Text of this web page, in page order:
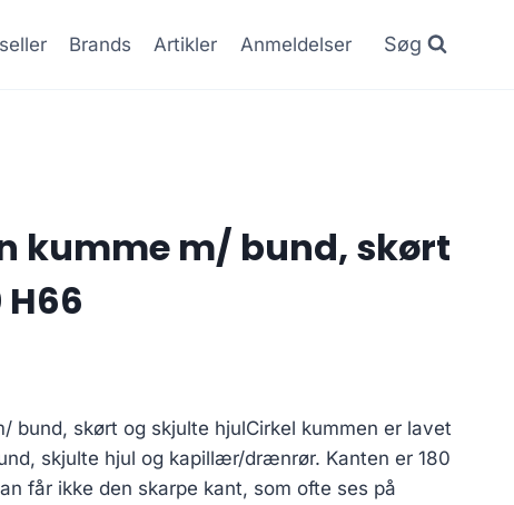
Brands Artikler Anmeldelser Søg
kumme m/ bund, skørt
bund, skørt og skjulte hjulCirkel kummen er lavet
skjulte hjul og kapillær/drænrør. Kanten er 180
får ikke den skarpe kant, som ofte ses på